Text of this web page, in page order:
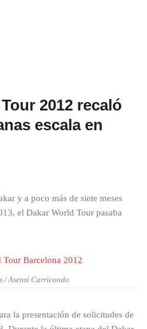
2012 recaló
escala en
y a poco más de siete meses
el Dakar World Tour pasaba
/ Asensi Carricondo
la presentación de solicitudes de